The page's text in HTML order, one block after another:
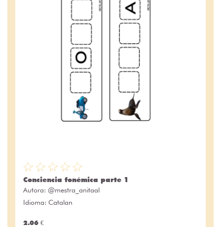
Conciencia fonémica parte 1
Autora: @mestra_anitaal
Idioma: Catalan
2.06 €